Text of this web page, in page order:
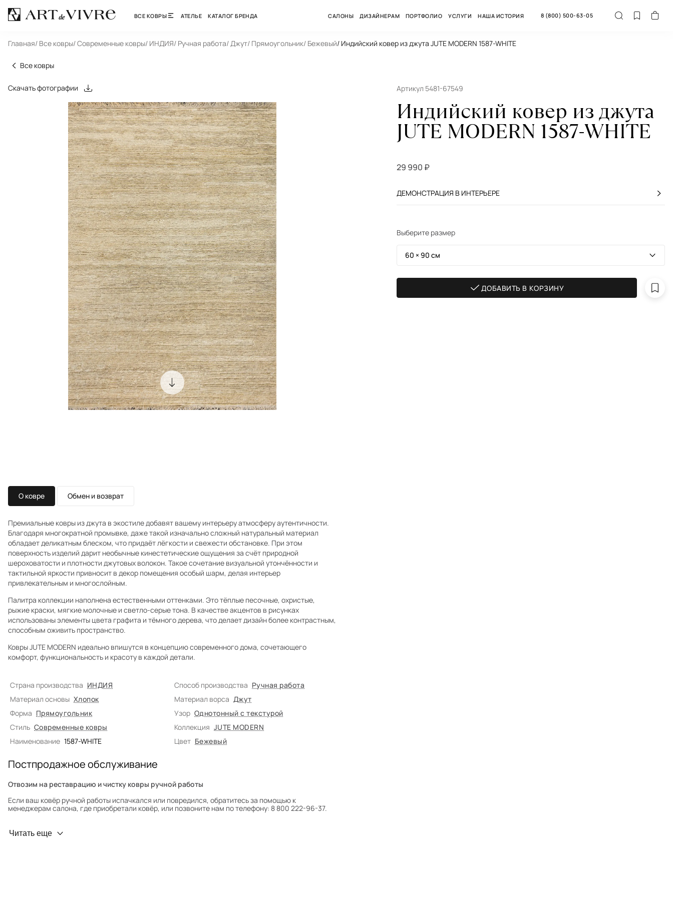
ВСЕ КОВРЫ АТЕЛЬЕ КАТАЛОГ БРЕНДА САЛОНЫ ДИЗАЙНЕРАМ ПОРТФОЛИО УСЛУГИ НАША ИСТОРИЯ 8 (800) 500-63-05
Главная/ Все ковры/ Современные ковры/ ИНДИЯ/ Ручная работа/ Джут/ Прямоугольник/ Бежевый/ Индийский ковер из джута JUTE MODERN 1587-WHITE
Все ковры
Скачать фотографии
О ковре Обмен и возврат
Премиальные ковры из джута в экостиле добавят вашему интерьеру атмосферу аутентичности.
Благодаря многократной промывке, даже такой изначально сложный натуральный материал
обладает деликатным блеском, что придаёт лёгкости и свежести обстановке. При этом
поверхность изделий дарит необычные кинестетические ощущения за счёт природной
шероховатости и плотности джутовых волокон. Такое сочетание визуальной утончённости и
тактильной яркости привносит в декор помещения особый шарм, делая интерьер
привлекательным и многослойным.
Палитра коллекции наполнена естественными оттенками. Это тёплые песочные, охристые,
рыжие краски, мягкие молочные и светло-серые тона. В качестве акцентов в рисунках
использованы элементы цвета графита и тёмного дерева, что делает дизайн более контрастным,
способным оживить пространство.
Ковры JUTE MODERN идеально впишутся в концепцию современного дома, сочетающего
комфорт, функциональность и красоту в каждой детали.
Страна производства ИНДИЯ Способ производства Ручная работа
Материал основы Хлопок Материал ворса Джут
Форма Прямоугольник Узор Однотонный с текстурой
Стиль Современные ковры Коллекция JUTE MODERN
Наименование 1587-WHITE Цвет Бежевый
Постпродажное обслуживание
Отвозим на реставрацию и чистку ковры ручной работы
Если ваш ковёр ручной работы испачкался или повредился, обратитесь за помощью к
менеджерам салона, где приобретали ковёр, или позвоните нам по телефону: 8 800 222-96-37.
Профилактика износа
Читать еще
Артикул 5481-67549
Индийский ковер из джута
JUTE MODERN 1587-WHITE
29 990 ₽
ДЕМОНСТРАЦИЯ В ИНТЕРЬЕРЕ
Выберите размер
60 × 90 см
ДОБАВИТЬ В КОРЗИНУ